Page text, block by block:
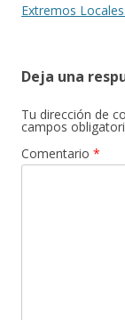
de
Extremos Locales.
Deja una
Tu dirección de
campos
Comentario *